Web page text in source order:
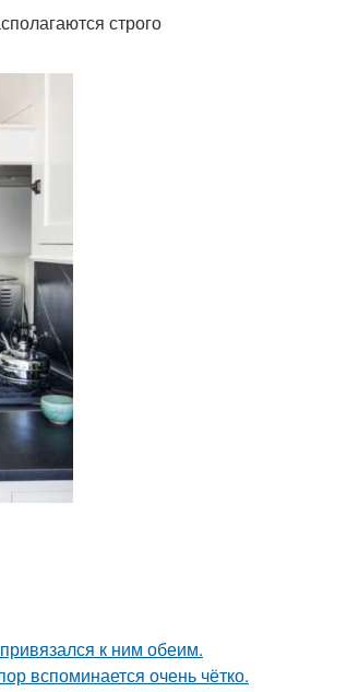
строго
к ним обеим.
вспоминается очень чётко.